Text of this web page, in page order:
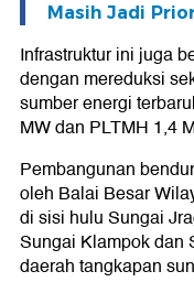
Masih Jadi
Infrastruktur ini juga
dengan mereduksi
sumber energi
MW dan PLTMH 1,4
Pembangunan
oleh Balai Besar
di sisi hulu Sungai
Sungai Klampok dan
daerah tangkapan